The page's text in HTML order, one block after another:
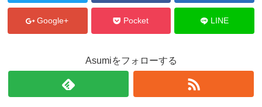
Google+ Pocket LINE
Asumiをフォローする